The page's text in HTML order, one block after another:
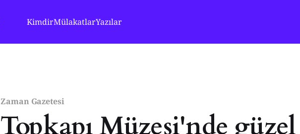
KimdirMülakatlarYazılar
Zaman Gazetesi
Topkapı Müzesi'nde güzel